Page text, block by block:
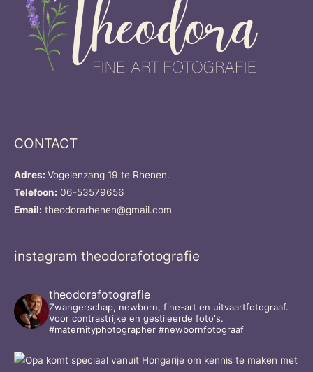
CONTACT
Adres: Vogelenzang 19 te Rhenen.
Telefoon: 06-53579656
Email: theodorarhenen@gmail.com
instagram theodorafotografie
theodorafotografie
Zwangerschap, newborn, fine-art en uitvaartfotograaf.
Voor contrastrijke en gestileerde foto's.
#maternityphotographer #newbornfotograaf